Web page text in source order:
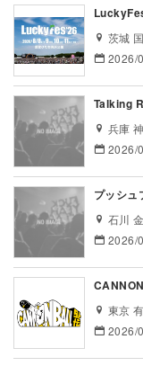
茨城
2026/
Talking
兵庫
2026/
プッシ
石川
2026/
東京
2026/